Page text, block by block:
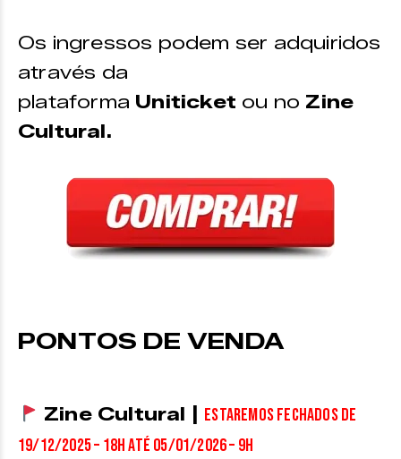
Os ingressos podem ser adquiridos
através da
plataforma Uniticket ou no Zine
Cultural.
PONTOS DE VENDA
Zine Cultural | Estaremos fechados de
19/12/2025 – 18h até 05/01/2026 – 9h